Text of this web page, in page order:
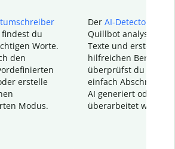
du
Worte.
den
erstelle
Modus.
Der AI-Detector
Quillbot analysiert
Texte und erstellt
hilfreichen Bericht.
überprüfst du
einfach Abschnitte,
AI generiert oder
überarbeitet wurden.